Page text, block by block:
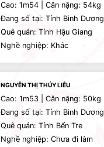
Cao: 1m54 | Cân nặng: 54kg
Đang số tại: Tỉnh Bình Dương
Quê quán: Tỉnh Hậu Giang
Nghề nghiệp: Khác
NGUYỄN THỊ THÚY LIỄU
Cao: 1m53 | Cân nặng: 50kg
Đang số tại: Tỉnh Bình Dương
Quê quán: Tỉnh Bến Tre
Nghề nghiệp: Chưa đi làm